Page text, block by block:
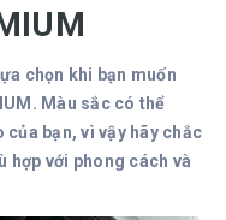
chọn khi bạn muốn
Màu sắc có thể
của bạn, vì vậy hãy chắc
hợp với phong cách và